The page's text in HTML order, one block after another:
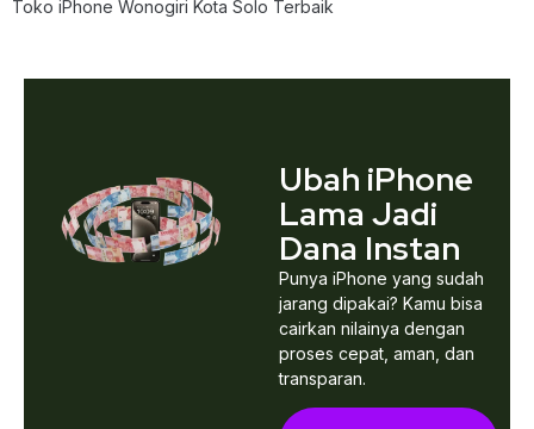
Toko iPhone Wonogiri Kota Solo Terbaik
Ubah iPhone
Lama Jadi
Dana Instan
Punya iPhone yang sudah
jarang dipakai? Kamu bisa
cairkan nilainya dengan
proses cepat, aman, dan
transparan.